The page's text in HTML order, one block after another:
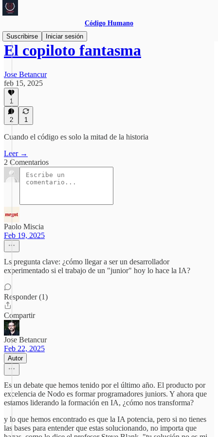
Código Humano
Suscribirse
Iniciar sesión
El copiloto fantasma
Jose Betancur
feb 15, 2025
1
2 1
Cuando el código es solo la mitad de la historia
Leer →
2 Comentarios
Paolo Miscia
Feb 19, 2025
Ls pregunta clave: ¿cómo llegar a ser un desarrollador
experimentado si el trabajo de un "junior" hoy lo hace la IA?
Responder (1)
Compartir
Jose Betancur
Feb 22, 2025
Autor
Es un debate que hemos tenido por el último año. El producto por
excelencia de Nodo es formar programadores juniors. Y ahora que
estamos liderando la formación en IA, ¿cómo nos transforma?
y lo que hemos encontrado es que la IA potencia, pero si no tienes
las bases para entender que estas solucionando, no importa que